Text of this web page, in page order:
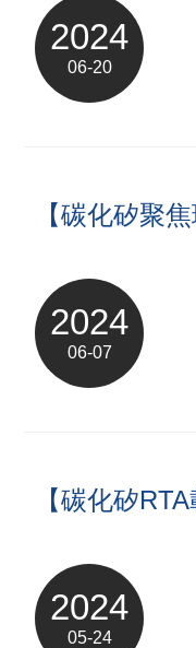
2024
06-20
【碳化矽聚焦
2024
06-07
【碳化矽RTA
2024
05-24